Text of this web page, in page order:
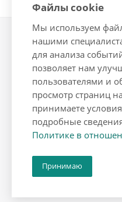
Компания
О компании
Новости
Политика
Реквизиты
2026 © мол777 -
Разработка сайта -cmall
Файлы cookie
Мы используем
нашими
для анализа
позволяет нам
пользователями и
просмотр страниц
принимаете
подробные
Политике в
Принимаю